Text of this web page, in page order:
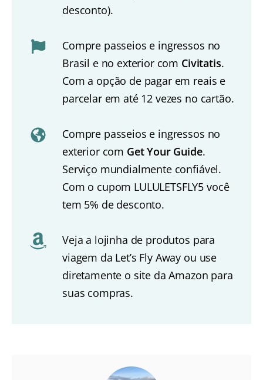
desconto).
Compre passeios e ingressos no
Brasil e no exterior com Civitatis.
Com a opção de pagar em reais e
parcelar em até 12 vezes no cartão.
Compre passeios e ingressos no
exterior com Get Your Guide.
Serviço mundialmente confiável.
Com o cupom LULULETSFLY5 você
tem 5% de desconto.
Veja a lojinha de produtos para
viagem da Let’s Fly Away ou use
diretamente o site da Amazon para
suas compras.